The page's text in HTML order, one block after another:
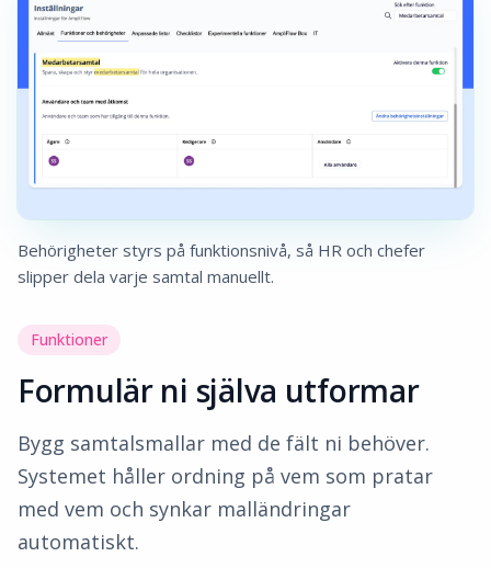
Funktioner
Formulär ni själva utformar
Bygg samtalsmallar med de fält ni behöver.
Systemet håller ordning på vem som pratar
med vem och synkar malländringar
automatiskt.
Behörigheter styrs på funktionsnivå, så HR och chefer
slipper dela varje samtal manuellt.